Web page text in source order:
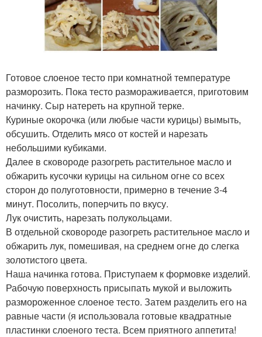
Готовое слоеное тесто при комнатной температуре
разморозить. Пока тесто размораживается, приготовим
начинку. Сыр натереть на крупной терке.
Куриные окорочка (или любые части курицы) вымыть,
обсушить. Отделить мясо от костей и нарезать
небольшими кубиками.
Далее в сковороде разогреть растительное масло и
обжарить кусочки курицы на сильном огне со всех
сторон до полуготовности, примерно в течение 3-4
минут. Посолить, поперчить по вкусу.
Лук очистить, нарезать полукольцами.
В отдельной сковороде разогреть растительное масло и
обжарить лук, помешивая, на среднем огне до слегка
золотистого цвета.
Наша начинка готова. Приступаем к формовке изделий.
Рабочую поверхность присыпать мукой и выложить
размороженное слоеное тесто. Затем разделить его на
равные части (я использовала готовые квадратные
пластинки слоеного теста. Всем приятного аппетита!